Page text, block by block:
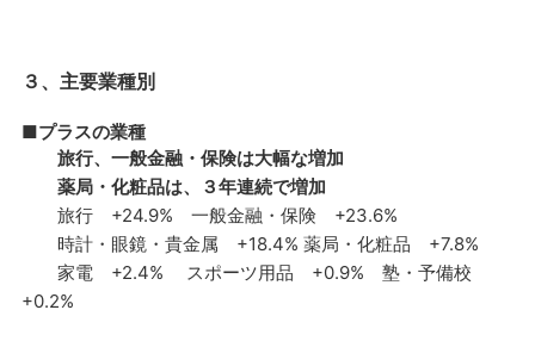
３、主要業種別
■プラスの業種
旅行、一般金融・保険は大幅な増加
薬局・化粧品は、３年連続で増加
旅行 +24.9% 一般金融・保険 +23.6%
時計・眼鏡・貴金属 +18.4% 薬局・化粧品 +7.8%
家電 +2.4% スポーツ用品 +0.9% 塾・予備校
+0.2%